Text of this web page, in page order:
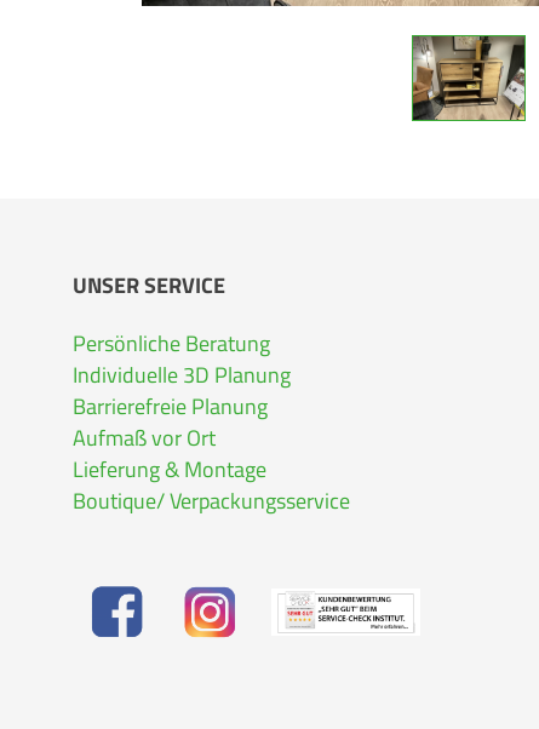
UNSER SERVICE
Persönliche Beratung
Individuelle 3D Planung
Barrierefreie Planung
Aufmaß vor Ort
Lieferung & Montage
Boutique/ Verpackungsservice